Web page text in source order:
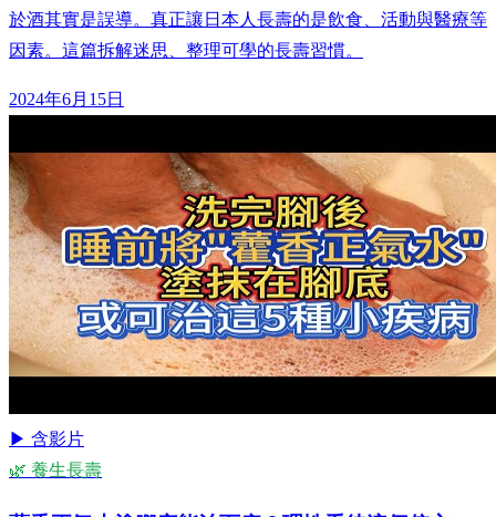
於酒其實是誤導。真正讓日本人長壽的是飲食、活動與醫療等
因素。這篇拆解迷思、整理可學的長壽習慣。
2024年6月15日
▶ 含影片
🌿 養生長壽